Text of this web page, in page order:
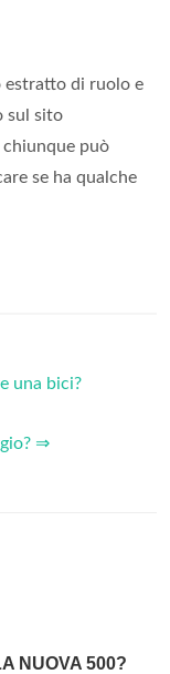
estratto di ruolo e
sul sito
chiunque può
se ha qualche
una bici?
⇒
NUOVA 500?